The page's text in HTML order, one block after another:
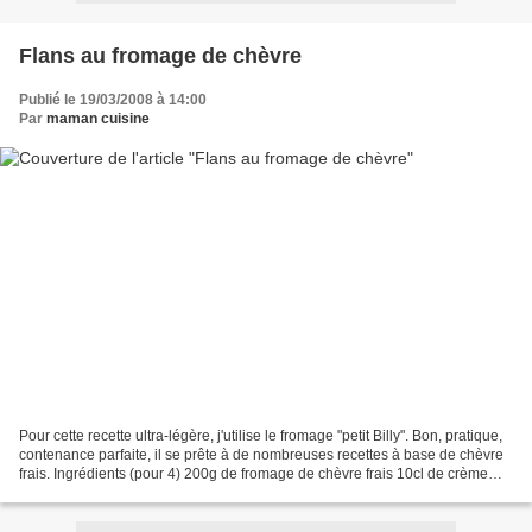
Flans au fromage de chèvre
Publié le 19/03/2008 à 14:00
Par maman cuisine
Pour cette recette ultra-légère, j'utilise le fromage "petit Billy". Bon, pratique,
contenance parfaite, il se prête à de nombreuses recettes à base de chèvre
frais. Ingrédients (pour 4) 200g de fromage de chèvre frais 10cl de crème